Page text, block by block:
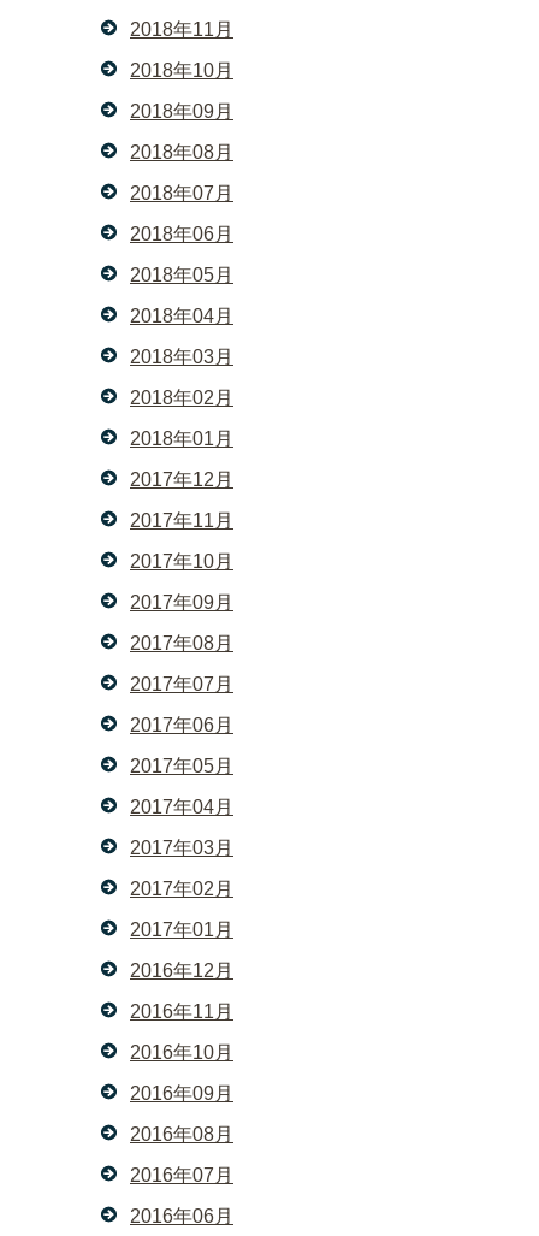
2018年11月
2018年10月
2018年09月
2018年08月
2018年07月
2018年06月
2018年05月
2018年04月
2018年03月
2018年02月
2018年01月
2017年12月
2017年11月
2017年10月
2017年09月
2017年08月
2017年07月
2017年06月
2017年05月
2017年04月
2017年03月
2017年02月
2017年01月
2016年12月
2016年11月
2016年10月
2016年09月
2016年08月
2016年07月
2016年06月